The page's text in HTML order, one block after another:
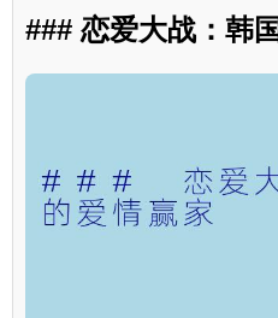
### 恋爱大战：韩